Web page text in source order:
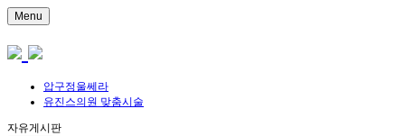
Menu
압구정울쎄라
유진스의원 맞춤시술
자유게시판